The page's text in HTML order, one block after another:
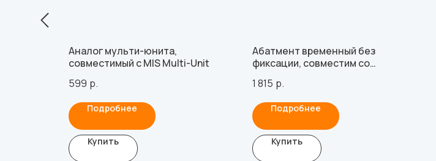
Аналог мульти-юнита,
совместимый с MIS Multi-Unit
599 р.
Подробнее
Купить
Абатмент временный без
фиксации, совместим со
1 815 р.
Подробнее
Купить